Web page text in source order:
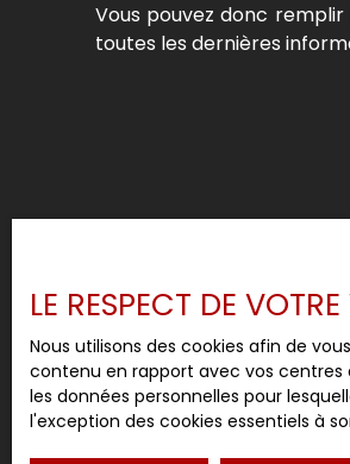
Vous pouvez donc
toutes les dernières
LE RESPECT DE
Nous utilisons des cookies afin de
contenu en rapport avec vos centres
les données personnelles pour
l'exception des cookies essentiels à